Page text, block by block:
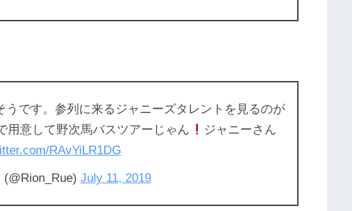
うです。参列に来るジャニーズタレントを見るのが
用意して野次馬バスツアーじゃん
ジャニーさん
RAvYiLR1DG
July 11, 2019